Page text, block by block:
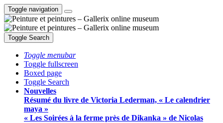
Toggle navigation
Toggle Search
Toggle menubar
Toggle fullscreen
Boxed page
Toggle Search
Nouvelles
Résumé du livre de Victoria Lederman, « Le calendrier
maya »
« Les Soirées à la ferme près de Dikanka » de Nicolas